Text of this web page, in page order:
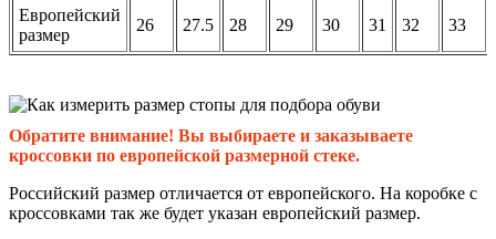
Европейский
размер
26 27.5 28 29 30 31 32 33
Обратите внимание! Вы выбираете и заказываете
кроссовки по европейской размерной стеке.
Российский размер отличается от европейского. На коробке с
кроссовками так же будет указан европейский размер.